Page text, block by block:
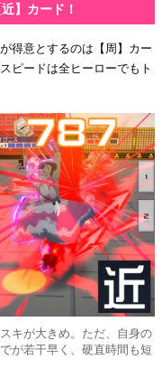
】カード！
得意とするのは【周】カー
ピードは全ヒーローでもト
キが大きめ。ただ、自身の
が若干早く、硬直時間も短